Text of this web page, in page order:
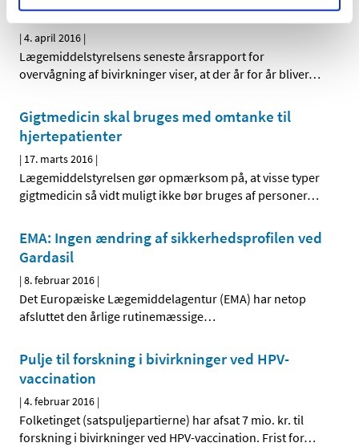
Lægemiddelstyrelsen
| 4. april 2016 |
Lægemiddelstyrelsens seneste årsrapport for
overvågning af bivirkninger viser, at der år for år bliver…
Gigtmedicin skal bruges med omtanke til
hjertepatienter
| 17. marts 2016 |
Lægemiddelstyrelsen gør opmærksom på, at visse typer
gigtmedicin så vidt muligt ikke bør bruges af personer…
EMA: Ingen ændring af sikkerhedsprofilen ved
Gardasil
|8. februar 2016 |
Det Europæiske Lægemiddelagentur (EMA) har netop
afsluttet den årlige rutinemæssige…
Pulje til forskning i bivirkninger ved HPV-
vaccination
|4. februar 2016 |
Folketinget (satspuljepartierne) har afsat 7 mio. kr. til
forskning i bivirkninger ved HPV-vaccination. Frist for…